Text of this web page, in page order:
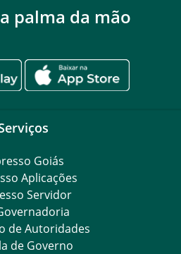
palma da mão
Goiás
Aplicações
Servidor
de Autoridades
de Governo